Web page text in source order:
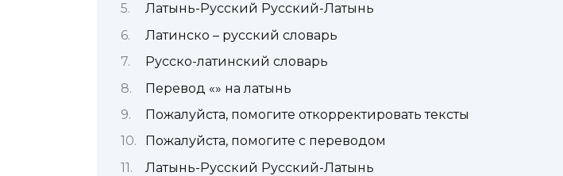
Латынь-Русский Русский-Латынь
Латинско – русский словарь
Русско-латинский словарь
Перевод «» на латынь
Пожалуйста, помогите откорректировать тексты
Пожалуйста, помогите c переводом
Латынь-Русский Русский-Латынь